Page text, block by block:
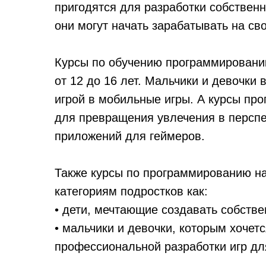
пригодятся для разработки
они могут начать зарабатывать на
Курсы по обучению
от 12 до 16 лет. Мальчики и девочки
игрой в мобильные игры. А курсы
для превращения увлечения в
приложений для геймеров.
Также курсы по программированию
категориям подростков как:
• дети, мечтающие создавать
• мальчики и девочки, которым
профессиональной разработки игр